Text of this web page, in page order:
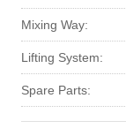
Mixing Way:
Lifting System:
Spare Parts: